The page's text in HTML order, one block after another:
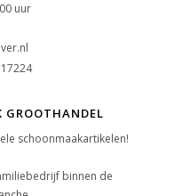
uur
GROOTHANDEL
schoonmaakartikelen!
binnen de